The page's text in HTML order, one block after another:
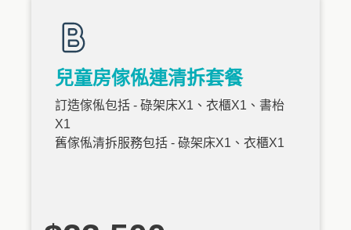
兒童房傢俬連清拆套餐
訂造傢俬包括 - 碌架床X1、衣櫃X1、書枱
X1
舊傢俬清拆服務包括 - 碌架床X1、衣櫃X1